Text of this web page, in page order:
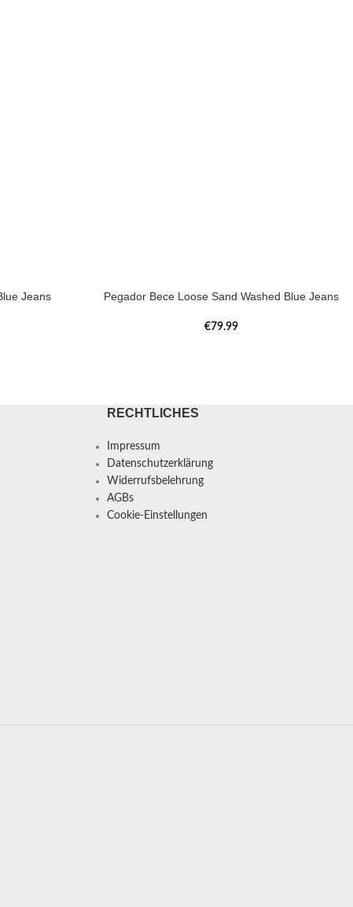
Jeans Pegador Bece Loose Sand Washed Blue Jeans
€79.99
RECHTLICHES
Impressum
Datenschutzerklärung
Widerrufsbelehrung
AGBs
Cookie-Einstellungen